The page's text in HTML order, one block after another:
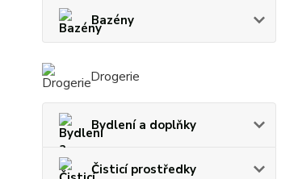
Bazény
Drogerie
Bydlení a doplňky
Čisticí prostředky